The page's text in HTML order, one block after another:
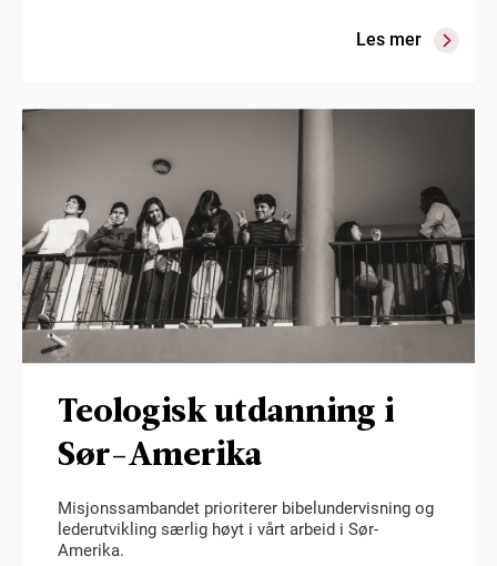
Les mer
Teologisk utdanning i
Sør-Amerika
Misjonssambandet prioriterer bibelundervisning og
lederutvikling særlig høyt i vårt arbeid i Sør-
Amerika.